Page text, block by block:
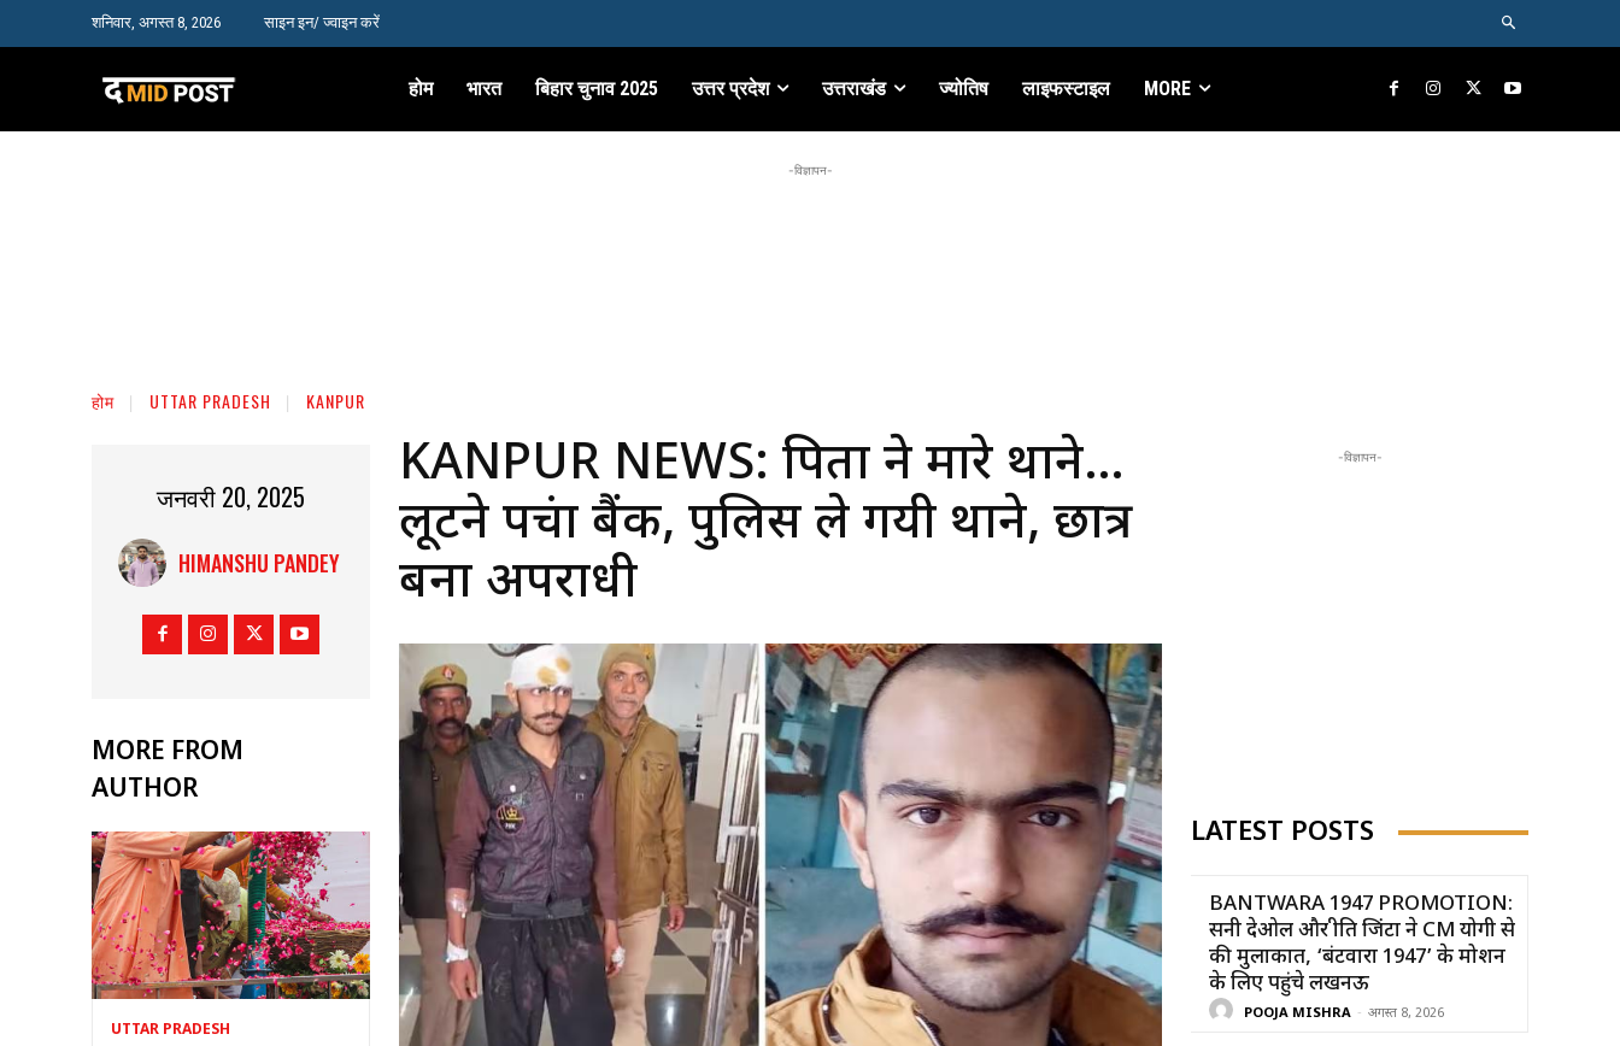
शनिवार, अगस्त 8, 2026 साइन इन/ ज्वाइन करें
होम भारत बिहार चुनाव 2025 उत्तर प्रदेश उत्तराखंड ज्योतिष लाइफस्टाइल MORE
-विज्ञापन-
होम UTTAR PRADESH KANPUR
जनवरी 20, 2025
HIMANSHU PANDEY
MORE FROM
AUTHOR
UTTAR PRADESH
KANPUR NEWS: पिता ने मारे थाने…
लूटने पहुंचा बैंक, पुलिस ले गयी थाने, छात्र
बना अपराधी
-विज्ञापन-
LATEST POSTS
BANTWARA 1947 PROMOTION:
सनी देओल और प्रीति जिंटा ने CM योगी से
की मुलाकात, ‘बंटवारा 1947’ के प्रमोशन
के लिए पहुंचे लखनऊ
POOJA MISHRA - अगस्त 8, 2026